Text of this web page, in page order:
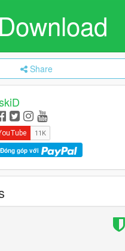
Download
Share
Đóng góp với